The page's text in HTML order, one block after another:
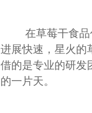
在草莓干食品包
进展快速，星火的
借的是专业的研发
的一片天。